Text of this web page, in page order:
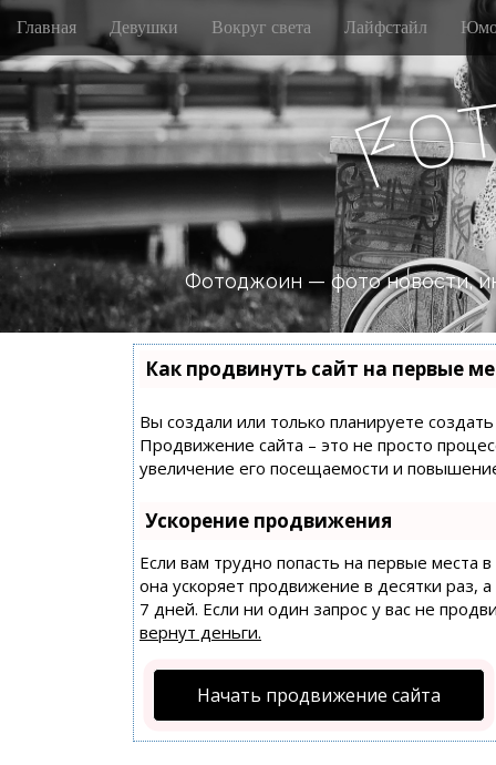
M
i
n
m
e
n
u
S
i
p
t
o
c
o
n
t
e
Главная Девушки Вокруг света Лайфстайл
Fo
Фотоджоин — фото новости,
Как продвинуть сайт на первые
Вы создали или только планируете
Продвижение сайта – это не просто
увеличение его посещаемости и
Ускорение продвижения
Если вам трудно попасть на первые места
она ускоряет продвижение в десятки раз,
7 дней. Если ни один запрос у вас не
вернут деньги.
Начать продвижение сайта